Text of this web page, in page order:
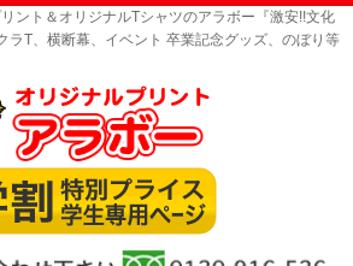
ント＆オリジナルTシャツのアラボー『激安!!文化
ラT、横断幕、イベント 卒業記念グッズ、のぼり等